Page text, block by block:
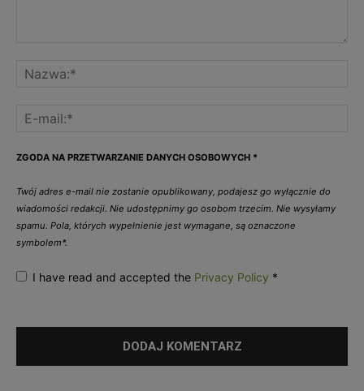
ZGODA NA PRZETWARZANIE DANYCH OSOBOWYCH *
Twój adres e-mail nie zostanie opublikowany, podajesz go wyłącznie do
wiadomości redakcji. Nie udostępnimy go osobom trzecim. Nie wysyłamy
spamu. Pola, których wypełnienie jest wymagane, są oznaczone
symbolem*.
I have read and accepted the Privacy Policy *